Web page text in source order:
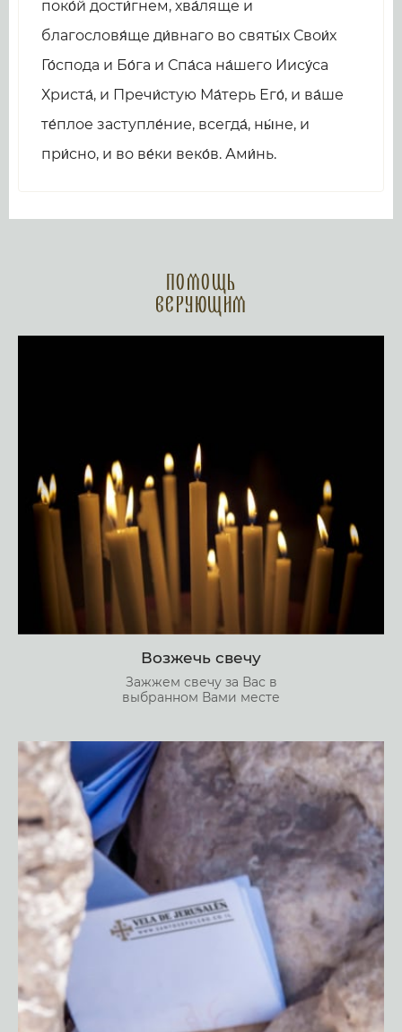
поко́й дости́гнем, хва́ляще и
благословя́ще ди́внаго во святы́х Свои́х
Го́спода и Бо́га и Спа́са на́шего Иису́са
Христа́, и Пречи́стую Ма́терь Его́, и ва́ше
те́плое заступле́ние, всегда́, ны́не, и
при́сно, и во ве́ки веко́в. Ами́нь.
Помощь
верующим
Возжечь свечу
Зажжем свечу за Вас в
выбранном Вами месте